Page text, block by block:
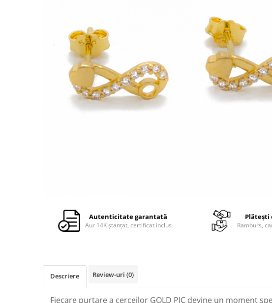
Autenticitate garantată
Aur 14K ștanțat, certificat inclus
Plătești
Ramburs,
Descriere Review-uri (0)
Fiecare purtare a cerceilor GOLD PIC devine un moment